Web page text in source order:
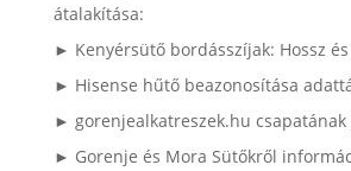
átalakítása:
► Kenyérsütő bordásszíjak: Hossz
► Hisense hűtő beazonosítása
► gorenjealkatreszek.hu
► Gorenje és Mora Sütőkről